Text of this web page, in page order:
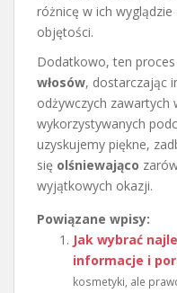
różnicę w ich
objętości.
Dodatkowo, ten
włosów, dostarczając
odżywczych zawartych
wykorzystywanych
uzyskujemy piękne,
się olśniewająco
wyjątkowych okazji.
Powiązane wpisy:
Jak wybrać
informacje i
kosmetyki, ale